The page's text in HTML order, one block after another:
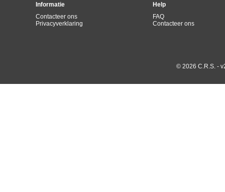
Informatie
Contacteer ons
Privacyverklaring
Help
FAQ
Contacteer ons
© 2026 C.R.S. -